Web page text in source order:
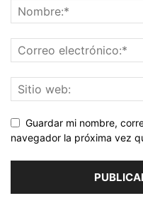
Guardar mi nombre,
navegador la próxima vez